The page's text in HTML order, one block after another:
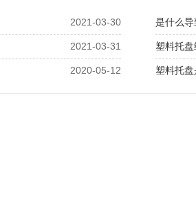
2021-03-30 是什么
2021-03-31 塑料托
2020-05-12 塑料托